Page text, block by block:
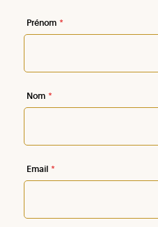
Prénom *
Nom *
Email *